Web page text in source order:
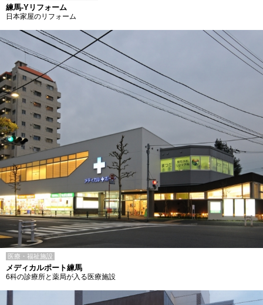
練馬-Yリフォーム
日本家屋のリフォーム
医療・福祉施設
メディカルポート練馬
6科の診療所と薬局が入る医療施設